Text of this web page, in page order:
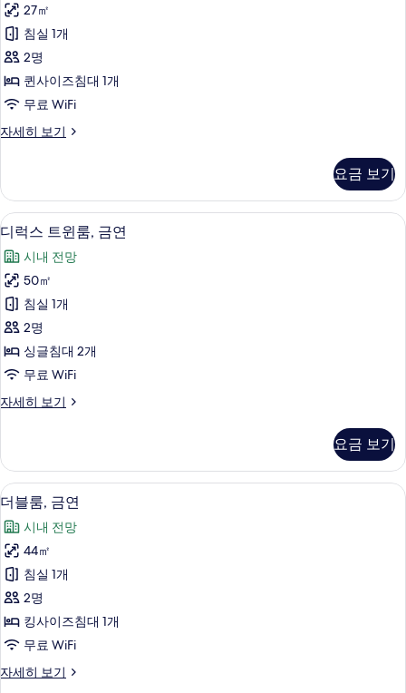
보
기
드
더
블
룸,
금
연
진
모
두
보
기
27㎡
침실 1개
2명
퀸사이즈침대 1개
무료 WiFi
자세히 보기
스
더
블
룸,
금
연
자
세
히
보
기
요금 보기
디
럭
스
트
윈
룸,
금
연
사
모
두
보
기
객실 내 금고, 책상, 방음 설비, 다리미/
4
디럭스 트윈룸, 금연
시내 전망
50㎡
침실 1개
2명
싱글침대 2개
무료 WiFi
자세히 보기
디
윈
룸,
금
연
자
세
히
보
기
요금 보기
더
블
룸,
금
연
사
진
모
두
객실 내 금고, 책상, 방음 설비, 다리미/
6
더블룸, 금연
시내 전망
44㎡
침실 1개
2명
킹사이즈침대 1개
무료 WiFi
자세히 보기
더